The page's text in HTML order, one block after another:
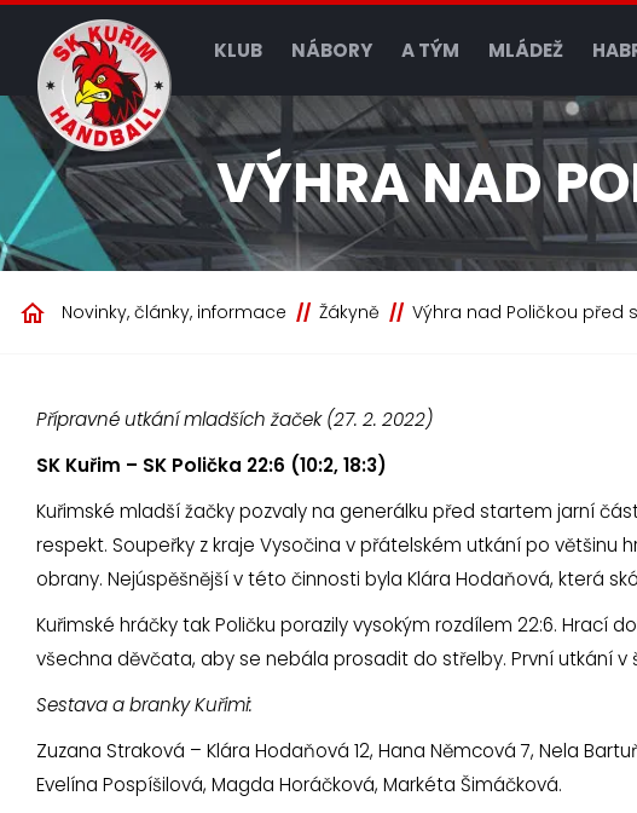
KLUB NÁBORY A TÝM MLÁDEŽ
VÝHRA NAD
Novinky, články, informace Žákyně Výhra nad Poličkou před
Přípravné utkání mladších žaček (27. 2. 2022)
SK Kuřim – SK Polička 22:6 (10:2, 18:3)
Kuřimské mladší žačky pozvaly na generálku před startem jarní
respekt. Soupeřky z kraje Vysočina v přátelském utkání po
obrany. Nejúspěšnější v této činnosti byla Klára Hodaňová, která
Kuřimské hráčky tak Poličku porazily vysokým rozdílem 22:6.
všechna děvčata, aby se nebála prosadit do střelby. První utkání
Sestava a branky Kuřimi:
Zuzana Straková – Klára Hodaňová 12, Hana Němcová 7, Nela
Evelína Pospíšilová, Magda Horáčková, Markéta Šimáčková.